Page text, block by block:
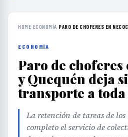
HOME›ECONOMÍA›PARO DE CHOFERES EN
ECONOMÍA
Paro de choferes
y Quequén deja
transporte a
La retención de tareas de
completo el servicio de